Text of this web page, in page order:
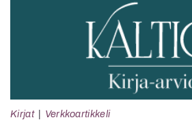
Kirjat Verkkoartikkeli